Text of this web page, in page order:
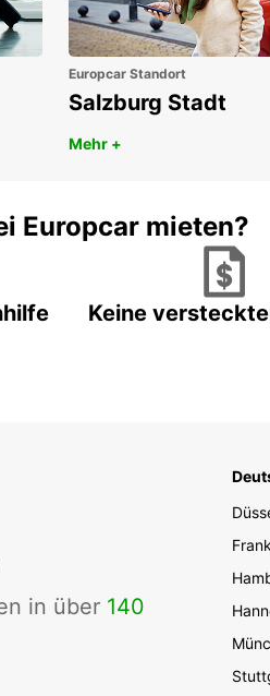
Europcar Standort
Salzburg Stadt
Mehr +
Europcar mieten?
Keine
in über 140